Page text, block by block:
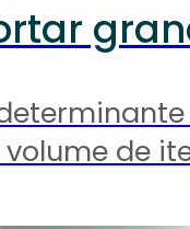
de